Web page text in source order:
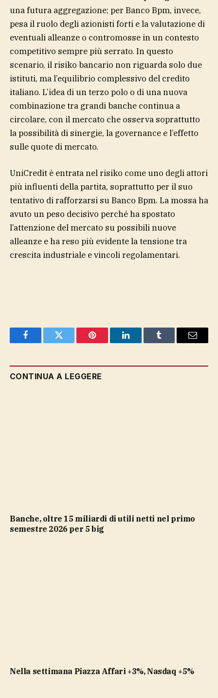
una futura aggregazione; per Banco Bpm, invece,
pesa il ruolo degli azionisti forti e la valutazione di
eventuali alleanze o contromosse in un contesto
competitivo sempre più serrato. In questo
scenario, il risiko bancario non riguarda solo due
istituti, ma l’equilibrio complessivo del credito
italiano. L’idea di un terzo polo o di una nuova
combinazione tra grandi banche continua a
circolare, con il mercato che osserva soprattutto
la possibilità di sinergie, la governance e l’effetto
sulle quote di mercato.
UniCredit è entrata nel risiko come uno degli attori
più influenti della partita, soprattutto per il suo
tentativo di rafforzarsi su Banco Bpm. La mossa ha
avuto un peso decisivo perché ha spostato
l’attenzione del mercato su possibili nuove
alleanze e ha reso più evidente la tensione tra
crescita industriale e vincoli regolamentari.
FacebookTwitter Pinterest LinkedInTumblr Email
CONTINUA A LEGGERE
Banche, oltre 15 miliardi di utili netti nel primo
semestre 2026 per 5 big
Nella settimana Piazza Affari +3%, Nasdaq +5%